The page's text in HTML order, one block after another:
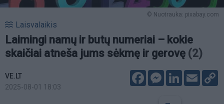
© Nuotrauka: pixabay.com
Laisvalaikis
Laimingi namų ir butų numeriai – kokie
skaičiai atneša jums sėkmę ir gerovę (2)
VE.LT
2025-08-01 18:03
FacebookMessenger
LinkedIn
Email